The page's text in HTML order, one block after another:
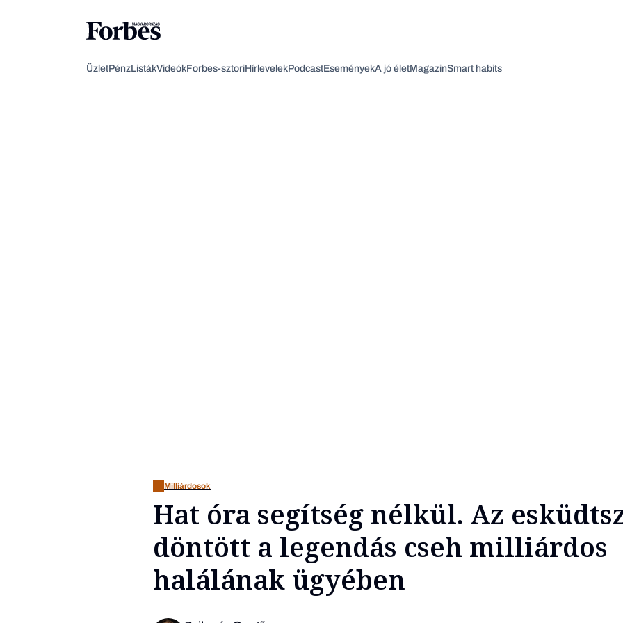
ÜzletPénzListákVideókForbes-sztoriHírlevelekPodcastEseményekA jó életMagazinSmart habits
Milliárdosok
Hat óra segítség nélkül. Az
döntött a legendás cseh milliárdos
halálának ügyében